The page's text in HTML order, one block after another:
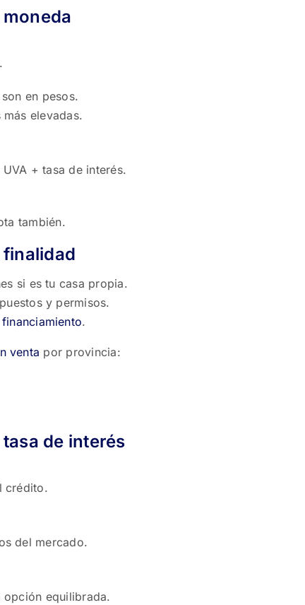
en pesos.
elevadas.
+ tasa de interés.
también.
finalidad
si es tu casa propia.
y permisos.
financiamiento.
venta por provincia:
de interés
crédito.
del mercado.
equilibrada.